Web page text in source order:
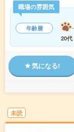
職場の雰囲気
年齢層
20代
気になる!
未読